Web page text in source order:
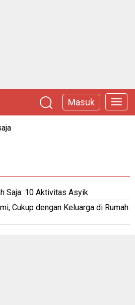
Masuk
Saja: 10 Aktivitas Asyik
Cukup dengan Keluarga di Rumah